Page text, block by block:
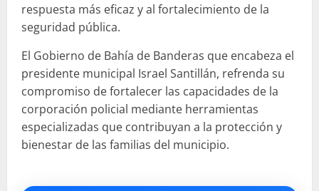
respuesta más eficaz y al fortalecimiento de la
seguridad pública.
El Gobierno de Bahía de Banderas que encabeza el
presidente municipal Israel Santillán, refrenda su
compromiso de fortalecer las capacidades de la
corporación policial mediante herramientas
especializadas que contribuyan a la protección y
bienestar de las familias del municipio.